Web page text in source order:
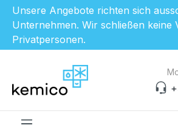
Unsere Angebote richten sich
Unternehmen. Wir schließen keine
Privatpersonen.
Zum Hauptinhalt springen